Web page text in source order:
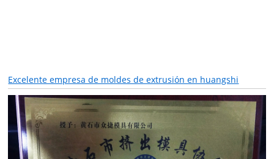
Excelente empresa de moldes de extrusión en huangshi